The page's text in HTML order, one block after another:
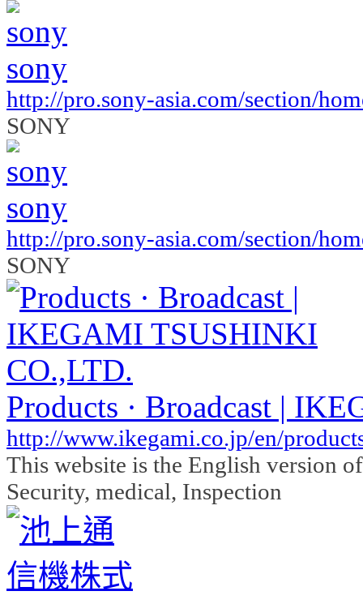
sony
http://pro.sony-asia.com/section/
SONY
sony
http://pro.sony-asia.com/section/
SONY
Products · Broadcast |
http://www.ikegami.co.jp/en/
This website is the English version
Security, medical, Inspection